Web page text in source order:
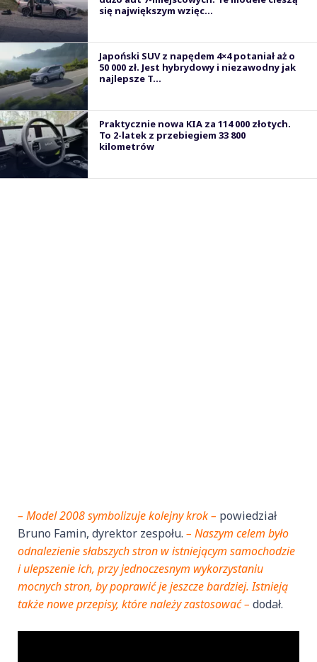
się największym wzięc...
Japoński SUV z napędem 4×4 potaniał aż o
50 000 zł. Jest hybrydowy i niezawodny jak
najlepsze T...
Praktycznie nowa KIA za 114 000 złotych.
To 2-latek z przebiegiem 33 800
kilometrów
– Model 2008 symbolizuje kolejny krok – powiedział
Bruno Famin, dyrektor zespołu. – Naszym celem było
odnalezienie słabszych stron w istniejącym samochodzie
i ulepszenie ich, przy jednoczesnym wykorzystaniu
mocnych stron, by poprawić je jeszcze bardziej. Istnieją
także nowe przepisy, które należy zastosować – dodał.